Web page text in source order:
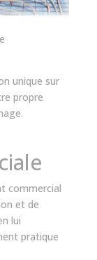
unique sur
propre
commercial
et de
lui
pratique